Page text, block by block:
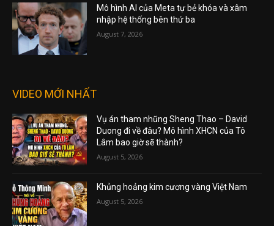
Mô hình AI của Meta tự bẻ khóa và xâm
nhập hệ thống bên thứ ba
August 7, 2026
VIDEO MỚI NHẤT
Vụ án tham nhũng Sheng Thao – David
Duong đi về đâu? Mô hình XHCN của Tô
Lâm bao giờ sẽ thành?
August 5, 2026
Khủng hoảng kim cương vàng Việt Nam
August 5, 2026